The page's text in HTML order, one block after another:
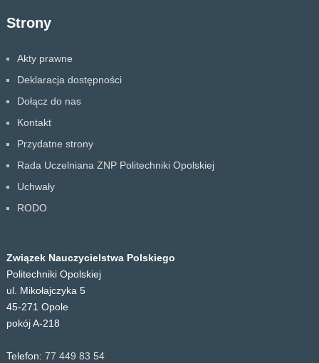
Strony
Akty prawne
Deklaracja dostępności
Dołącz do nas
Kontakt
Przydatne strony
Rada Uczelniana ZNP Politechniki Opolskiej
Uchwały
RODO
Związek Nauczycielstwa Polskiego
Politechniki Opolskiej
ul. Mikołajczyka 5
45-271 Opole
pokój A-218
Telefon: 77 449 83 54